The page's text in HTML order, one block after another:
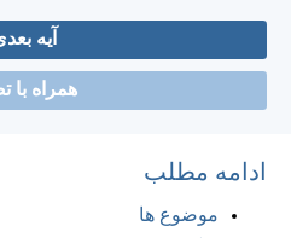
آیه
همراه با
ادامه مطلب
موضوع ها